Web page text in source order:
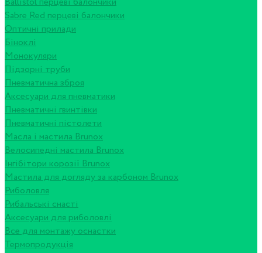
Sabre Red перцеві балончики
Оптичні прилади
Біноклі
Монокуляри
Підзорні труби
Пневматична зброя
Аксесуари для пневматики
Пневматичні гвинтівки
Пневматичні пістолети
Масла і мастила Brunox
Велосипедні мастила Brunox
Інгібітори корозії Brunox
Мастила для догляду за карбоном Brunox
Риболовля
Рибальські снасті
Аксесуари для риболовлі
Все для монтажу оснастки
Термопродукція